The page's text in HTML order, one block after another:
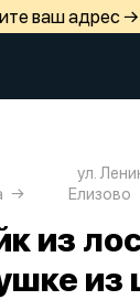
ваш адрес →
ул.
Елизово
из
из